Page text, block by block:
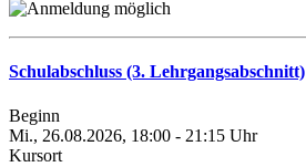
Schulabschluss (3. Lehrgangsabschnitt)
Beginn
Mi., 26.08.2026, 18:00 - 21:15 Uhr
Kursort